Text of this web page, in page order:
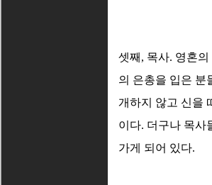
셋째, 목사. 영혼
의 은총을 입은 분
개하지 않고 신을
이다. 더구나 목사
가게 되어 있다.